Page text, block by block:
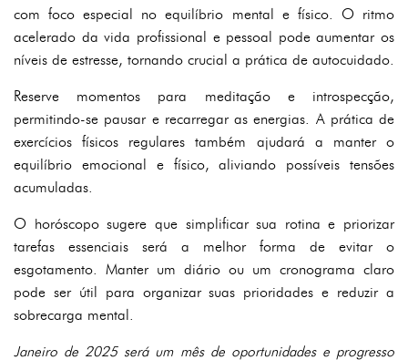
com foco especial no equilíbrio mental e físico. O ritmo
acelerado da vida profissional e pessoal pode aumentar os
níveis de estresse, tornando crucial a prática de autocuidado.
Reserve momentos para meditação e introspecção,
permitindo-se pausar e recarregar as energias. A prática de
exercícios físicos regulares também ajudará a manter o
equilíbrio emocional e físico, aliviando possíveis tensões
acumuladas.
O horóscopo sugere que simplificar sua rotina e priorizar
tarefas essenciais será a melhor forma de evitar o
esgotamento. Manter um diário ou um cronograma claro
pode ser útil para organizar suas prioridades e reduzir a
sobrecarga mental.
Janeiro de 2025 será um mês de oportunidades e progresso